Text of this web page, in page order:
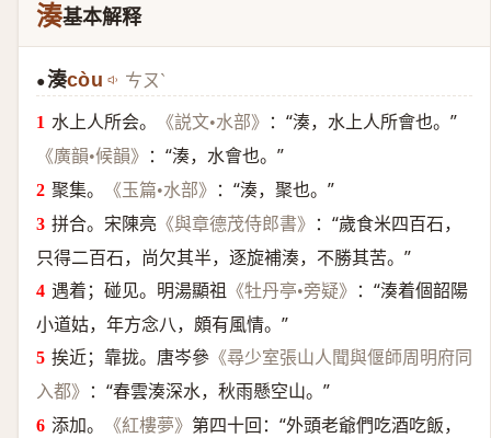
湊基本解释
●湊còu ㄘㄡˋ
水上人所会。 《説文•水部》 ：“湊，水上人所會也。”
《廣韻•候韻》
：“湊，水會也。”
聚集。
《玉篇•水部》
：“湊，聚也。”
拼合。宋陳亮 《與章德茂侍郎書》
：“歲食米四百石，
只得二百石，尚欠其半，逐旋補湊，不勝其苦。”
遇着；碰见。明湯顯祖 《牡丹亭•旁疑》
：“湊着個韶陽
小道姑，年方念八，頗有風情。”
挨近；靠拢。唐岑參《尋少室張山人聞與偃師周明府同
入都》
：“春雲湊深水，秋雨懸空山。”
添加。
《紅樓夢》 第四十回：“外頭老爺們吃酒吃飯，